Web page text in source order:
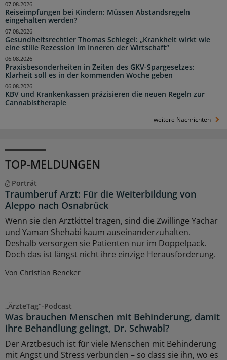
Reiseimpfungen bei Kindern: Müssen Abstandsregeln
eingehalten werden?
07.08.2026
Gesundheitsrechtler Thomas Schlegel: „Krankheit wirkt wie
eine stille Rezession im Inneren der Wirtschaft“
07.08.2026
Praxisbesonderheiten in Zeiten des GKV-Spargesetzes:
Klarheit soll es in der kommenden Woche geben
06.08.2026
KBV und Krankenkassen präzisieren die neuen Regeln zur
Cannabistherapie
06.08.2026
weitere Nachrichten
TOP-MELDUNGEN
Porträt
Traumberuf Arzt: Für die Weiterbildung von
Aleppo nach Osnabrück
Wenn sie den Arztkittel tragen, sind die Zwillinge Yachar
und Yaman Shehabi kaum auseinanderzuhalten.
Deshalb versorgen sie Patienten nur im Doppelpack.
Doch das ist längst nicht ihre einzige Herausforderung.
Von Christian Beneker
„ÄrzteTag“-Podcast
Was brauchen Menschen mit Behinderung, damit
ihre Behandlung gelingt, Dr. Schwabl?
Der Arztbesuch ist für viele Menschen mit Behinderung
mit Angst und Stress verbunden – so dass sie ihn, wo es